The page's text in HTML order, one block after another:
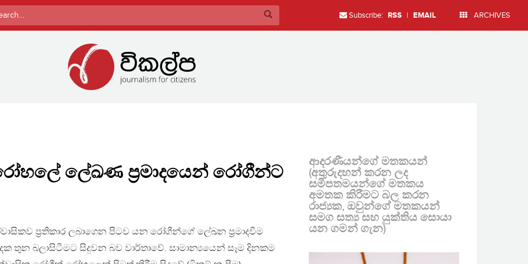
Subscribe: RSS | EMAIL ARCHIVES
ලේඛණ ප්‍රමාදයෙන් රෝගීන්ට
ප්‍රතිකාර ලබාගෙන පිටව යන රෝගීන්ගේ ලේඛන ප්‍රමාදවීම
තුන බලාසිටීමට සිදුවන බව වාර්තාවේ. සාමාන්‍යයෙන් සෑම දිනකම
ආදරණීයන්ගේ මතකයන්
(අතුරුදහන් කරන ලද
සමීපතමයන්ගේ මතකය
අමතක කිරීමට බල කරන
රාජ්‍යක, ඔවුන්ගේ මතකයන්
සමග සත්‍ය සහ යුක්තිය සොයා
යන ගමන් ගැන)